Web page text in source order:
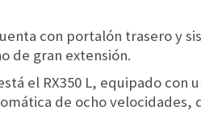
con portalón trasero y
de gran extensión.
el RX350 L, equipado con
de ocho velocidades,